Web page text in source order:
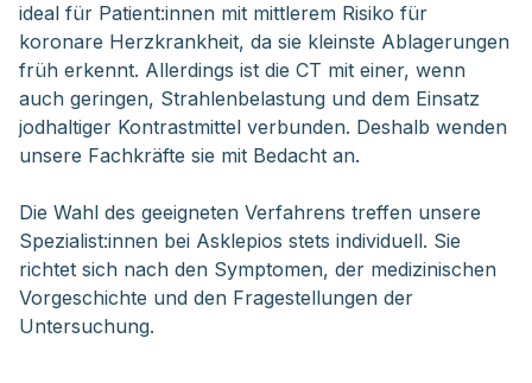
ideal für Patient:innen mit mittlerem Risiko für
koronare Herzkrankheit, da sie kleinste Ablagerungen
früh erkennt. Allerdings ist die CT mit einer, wenn
auch geringen, Strahlenbelastung und dem Einsatz
jodhaltiger Kontrastmittel verbunden. Deshalb wenden
unsere Fachkräfte sie mit Bedacht an.
Die Wahl des geeigneten Verfahrens treffen unsere
Spezialist:innen bei Asklepios stets individuell. Sie
richtet sich nach den Symptomen, der medizinischen
Vorgeschichte und den Fragestellungen der
Untersuchung.